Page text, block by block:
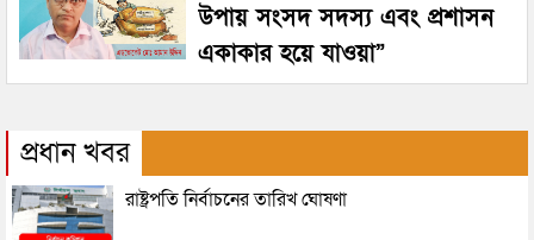
উপায় সংসদ সদস্য এবং প্রশাসন
একাকার হয়ে যাওয়া”
প্রধান খবর
রাষ্ট্রপতি নির্বাচনের তারিখ ঘোষণা